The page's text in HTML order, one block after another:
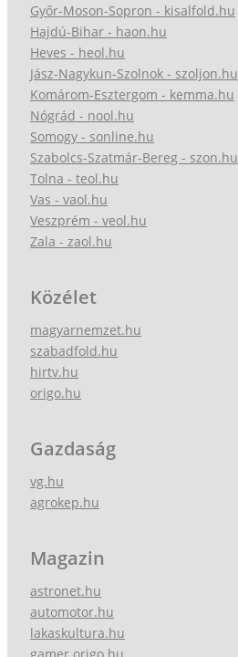
Győr-Moson-Sopron - kisalfold.hu
Hajdú-Bihar - haon.hu
Heves - heol.hu
Jász-Nagykun-Szolnok - szoljon.hu
Komárom-Esztergom - kemma.hu
Nógrád - nool.hu
Somogy - sonline.hu
Szabolcs-Szatmár-Bereg - szon.hu
Tolna - teol.hu
Vas - vaol.hu
Veszprém - veol.hu
Zala - zaol.hu
Közélet
magyarnemzet.hu
szabadfold.hu
hirtv.hu
origo.hu
Gazdaság
vg.hu
agrokep.hu
Magazin
astronet.hu
automotor.hu
lakaskultura.hu
gamer.origo.hu